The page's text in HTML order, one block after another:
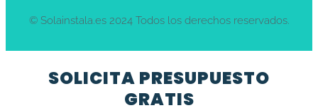
© Solainstala.es 2024 Todos los derechos reservados.
SOLICITA PRESUPUESTO
GRATIS